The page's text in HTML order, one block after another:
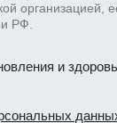
и
организацией,
РФ.